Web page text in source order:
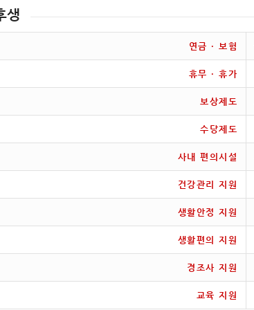
생
연금 · 보험
휴무 · 휴가
보상제도
수당제도
사내 편의시설
건강관리 지원
생활안정 지원
생활편의 지원
경조사 지원
교육 지원